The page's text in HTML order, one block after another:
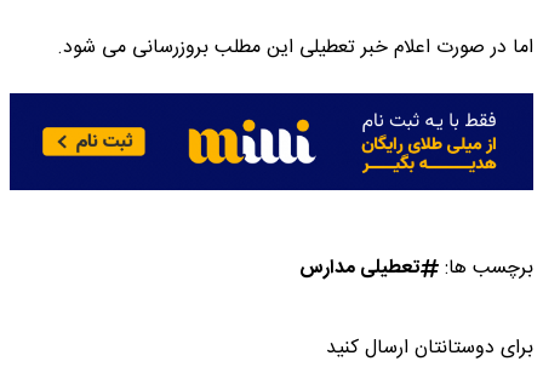
اما در صورت اعلام خبر تعطیلی این مطلب بروزرسانی می شود.
برچسب ها: تعطیلی مدارس
برای دوستانتان ارسال کنید